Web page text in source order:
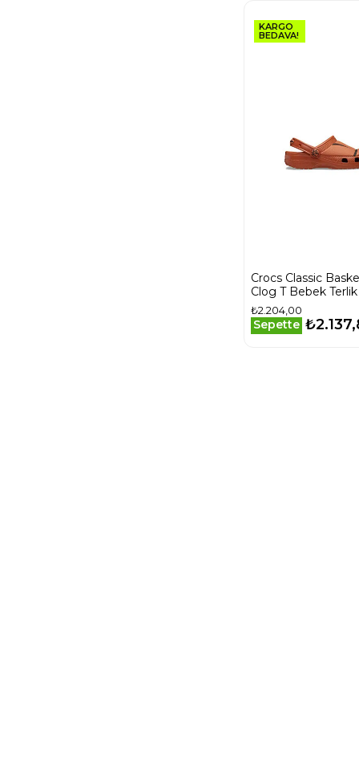
KARGO
BEDAVA!
Crocs Classic
Clog T Bebek
805 Turuncu
₺2.204,00
Sepette